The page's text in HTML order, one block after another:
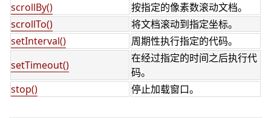
scrollBy()
按指定的像素数滚动文档。
scrollTo()
将文档滚动到指定坐标。
setInterval()
周期性执行指定的代码。
setTimeout()
在经过指定的时间之后执行代
码。
stop()
停止加载窗口。